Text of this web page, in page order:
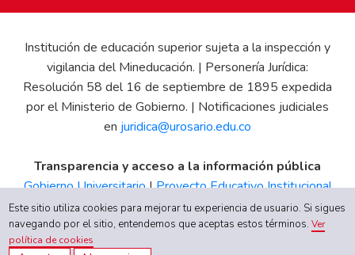
Institución de educación superior sujeta a la inspección y
vigilancia del Mineducación. | Personería Jurídica:
Resolución 58 del 16 de septiembre de 1895 expedida
por el Ministerio de Gobierno. | Notificaciones judiciales
en juridica@urosario.edu.co
Transparencia y acceso a la información pública
Gobierno Universitario|Proyecto Educativo Institucional
|Informe de Gestión|Boletín Estadístico|Régimen
Tributario|Estados Financieros|Código de Ética|Canal
de Integridad UR
Este sitio utiliza cookies para mejorar tu experiencia de usuario. Si sigues
navegando por el sitio, entendemos que aceptas estos términos.Ver
política de cookies